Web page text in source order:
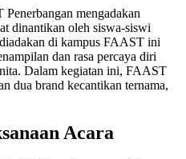
mengadakan
dinantikan oleh siswa-siswi
di kampus FAAST ini
dan rasa percaya diri
Dalam kegiatan ini, FAAST
dua brand kecantikan ternama,
Acara